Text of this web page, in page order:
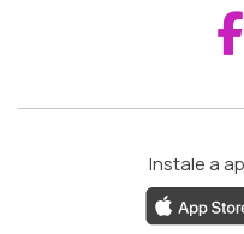
Instale a